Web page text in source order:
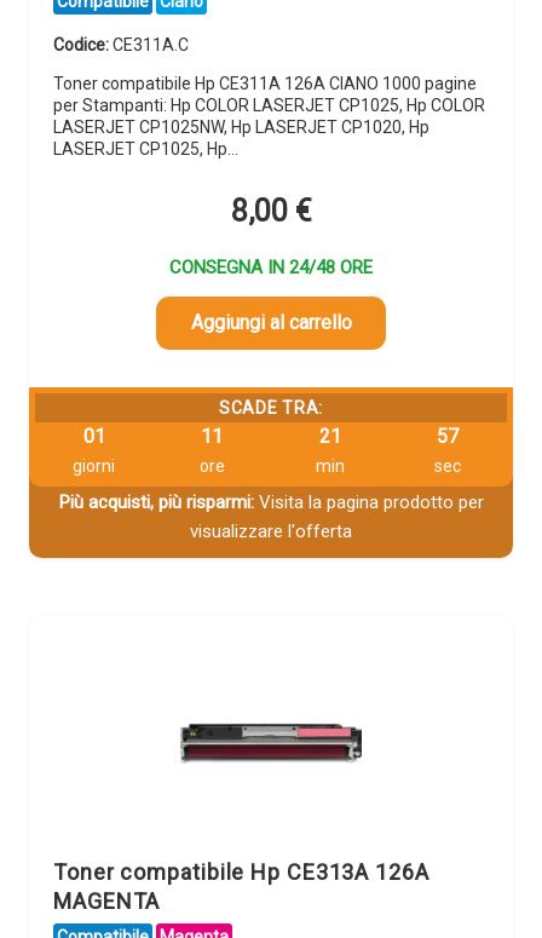
Codice:CE311A.C
Toner compatibile Hp CE311A 126A CIANO 1000 pagine
per Stampanti: Hp COLOR LASERJET CP1025, Hp COLOR
LASERJET CP1025NW, Hp LASERJET CP1020, Hp
LASERJET CP1025, Hp…
8,00 €
CONSEGNA IN 24/48 ORE
Aggiungi al carrello
SCADE TRA:
01
giorni
11
ore
21
min
56
sec
Più acquisti, più risparmi:Visita la pagina prodotto per
visualizzare l'offerta
Toner compatibile Hp CE313A 126A
MAGENTA